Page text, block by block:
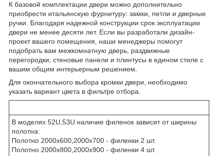
К базовой комплектации двери можно дополнительно
приобрести итальянскую фурнитуру: замки, петли и дверные
ручки. Благодаря надежной конструкции срок эксплуатации
двери не менее десяти лет. Если вы разработали дизайн-
проект вашего помещения, наши менеджеры помогут
подобрать вам межкомнатную дверь, раздвижные
перегородки, стеновые панели и плинтусы в едином стиле с
вашим общим интерьерным решением.
Для окончательного выбора кромки двери, необходимо
указать вариант цвета в фильтре отбора.
В моделях 52U,53U наличие филенок зависит от ширины
полотна:
Полотно 2000х600,2000х700 - филенки 2 шт.
Полотно 2000х800,2000х900 - филенки 4 шт.